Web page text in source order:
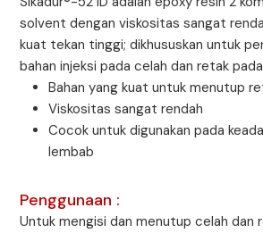
solvent dengan viskositas sangat
kuat tekan tinggi; dikhususkan untuk
bahan injeksi pada celah dan retak
Bahan yang kuat untuk menutup
Viskositas sangat rendah
Cocok untuk digunakan pada
lembab
Penggunaan :
Untuk mengisi dan menutup celah dan